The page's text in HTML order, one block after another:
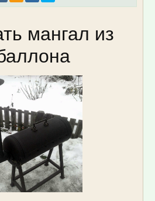
мангал из